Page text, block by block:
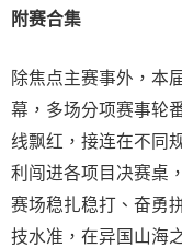
附赛合集
除焦点主赛事外，本
幕，多场分项赛事轮
线飘红，接连在不同
利闯进各项目决赛桌
赛场稳扎稳打、奋勇
技水准，在异国山海